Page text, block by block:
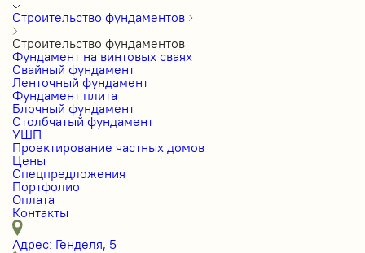
Строительство фундаментов
Строительство фундаментов
Фундамент на винтовых сваях
Свайный фундамент
Ленточный фундамент
Фундамент плита
Блочный фундамент
Столбчатый фундамент
УШП
Проектирование частных домов
Цены
Спецпредложения
Портфолио
Оплата
Контакты
Адрес: Генделя, 5